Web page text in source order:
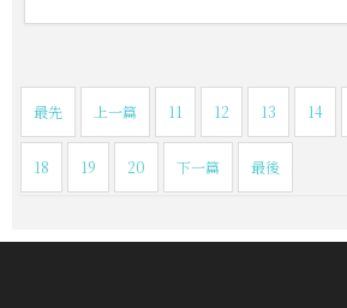
最先 上一篇 11 12 13 14
18 19 20 下一篇 最後